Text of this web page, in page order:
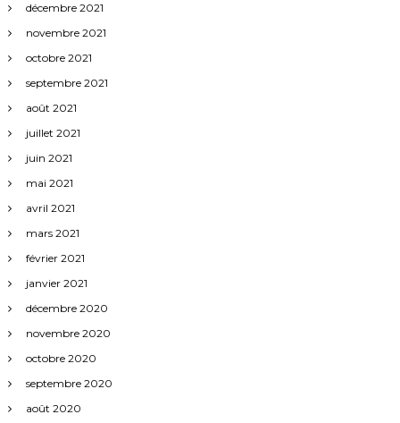
décembre 2021
novembre 2021
octobre 2021
septembre 2021
août 2021
juillet 2021
juin 2021
mai 2021
avril 2021
mars 2021
février 2021
janvier 2021
décembre 2020
novembre 2020
octobre 2020
septembre 2020
août 2020